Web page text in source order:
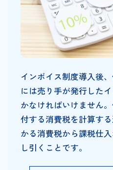
インボイス制度導入後
には売り手が発行した
かなければいけません
付する消費税を計算す
かる消費税から課税仕
し引くことです。